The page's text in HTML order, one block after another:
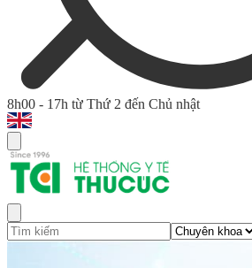
8h00 - 17h từ Thứ 2 đến Chủ nhật